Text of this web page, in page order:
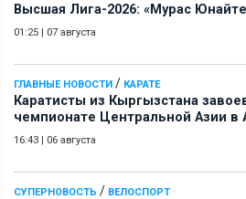
Высшая Лига-2026: «Мурас
01:25 | 07 августа
ГЛАВНЫЕ НОВОСТИ / КАРАТЕ
Каратисты из Кыргызстана
чемпионате Центральной Азии в
16:43 | 06 августа
СУПЕРНОВОСТЬ / ВЕЛОСПОРТ